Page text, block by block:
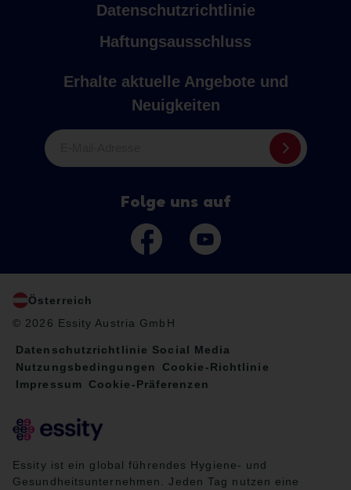
Datenschutzrichtlinie
Haftungsausschluss
Erhalte aktuelle Angebote und
Neuigkeiten
Folge uns auf
Österreich
© 2026 Essity Austria GmbH
Datenschutzrichtlinie Social Media
Nutzungsbedingungen
Cookie-Richtlinie
Impressum
Cookie-Präferenzen
Essity ist ein global führendes Hygiene- und
Gesundheitsunternehmen. Jeden Tag nutzen eine